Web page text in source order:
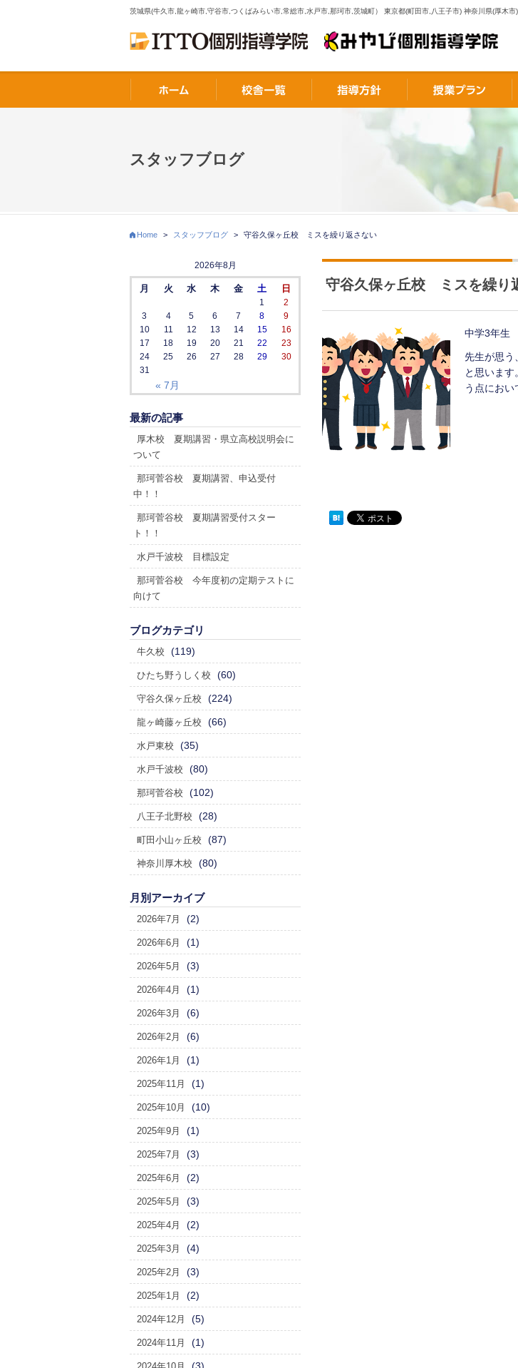
茨城県(牛久市,龍ヶ崎市,守谷市,つくばみらい市,常総市,水戸市,那珂市,茨城町） 東京都(町田市,八王子市) 神奈川県(厚木市
スタッフブログ
Home > スタッフブログ > 守谷久保ヶ丘校 ミスを繰り返さない
守谷久保ヶ丘校 ミスを繰り
中学3年生
先生が思う
と思いま
う点におい
2026年8月
月 火 水 木 金 土 日
« 7月
1
2
3
4 5 6 7 8
9
10
11 12 13 14 15
16
17
18 19 20 21 22
23
24
25 26 27 28 29
30
31
最新の記事
厚木校 夏期講習・県立高校説明会に
ついて
那珂菅谷校 夏期講習、申込受付
中！！
那珂菅谷校 夏期講習受付スター
ト！！
水戸千波校 目標設定
那珂菅谷校 今年度初の定期テストに
向けて
ブログカテゴリ
牛久校 (119)
ひたち野うしく校 (60)
守谷久保ヶ丘校 (224)
龍ヶ崎藤ヶ丘校 (66)
水戸東校 (35)
水戸千波校 (80)
那珂菅谷校 (102)
八王子北野校 (28)
町田小山ヶ丘校 (87)
神奈川厚木校 (80)
月別アーカイブ
2026年7月 (2)
2026年6月 (1)
2026年5月 (3)
2026年4月 (1)
2026年3月 (6)
2026年2月 (6)
2026年1月 (1)
2025年11月 (1)
2025年10月 (10)
2025年9月 (1)
2025年7月 (3)
2025年6月 (2)
2025年5月 (3)
2025年4月 (2)
2025年3月 (4)
2025年2月 (3)
2025年1月 (2)
2024年12月 (5)
2024年11月 (1)